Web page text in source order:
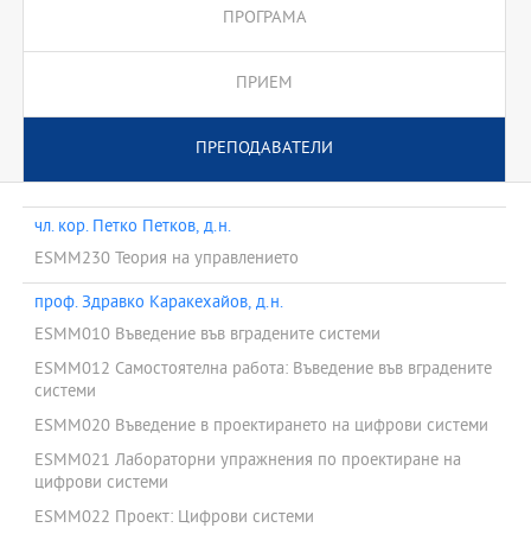
ПРОГРАМА
ПРИЕМ
ПРЕПОДАВАТЕЛИ
чл. кор. Петко Петков, д.н.
ESMM230 Теория на управлението
проф. Здравко Каракехайов, д.н.
ESMM010 Въведение във вградените системи
ESMM012 Самостоятелна работа: Въведение във вградените
системи
ESMM020 Въведение в проектирането на цифрови системи
ESMM021 Лабораторни упражнения по проектиране на
цифрови системи
ESMM022 Проект: Цифрови системи